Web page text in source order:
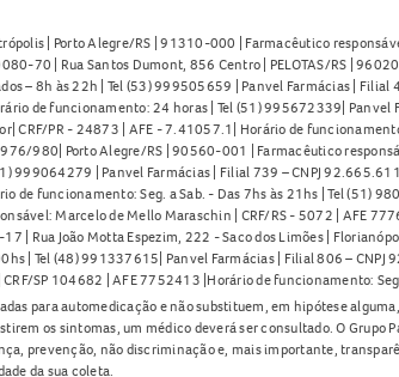
| Porto Alegre/RS | 91310-000 | Farmacêutico
70 | Rua Santos Dumont, 856 Centro | PELOTAS/RS |
– 8h às 22h | Tel (53) 999505659 | Panvel Farmácias |
de funcionamento: 24 horas | Tel (51) 995672339|
PR - 24873 | AFE - 7.41057.1| Horário de
980| Porto Alegre/RS | 90560-001 | Farmacêutico
999064279 | Panvel Farmácias | Filial 739 – CNPJ
de funcionamento: Seg. a Sab. - Das 7hs às 21hs | Tel (51)
Marcelo de Mello Maraschin | CRF/RS - 5072 | AFE
Rua João Motta Espezim, 222 - Saco dos Limões |
| Tel (48) 991337615| Panvel Farmácias | Filial 806 –
SP 104682 | AFE 7752413 |Horário de funcionamento:
para automedicação e não substituem, em hipótese
os sintomas, um médico deverá ser consultado. O Grupo
prevenção, não discriminação e, mais importante,
da sua coleta.